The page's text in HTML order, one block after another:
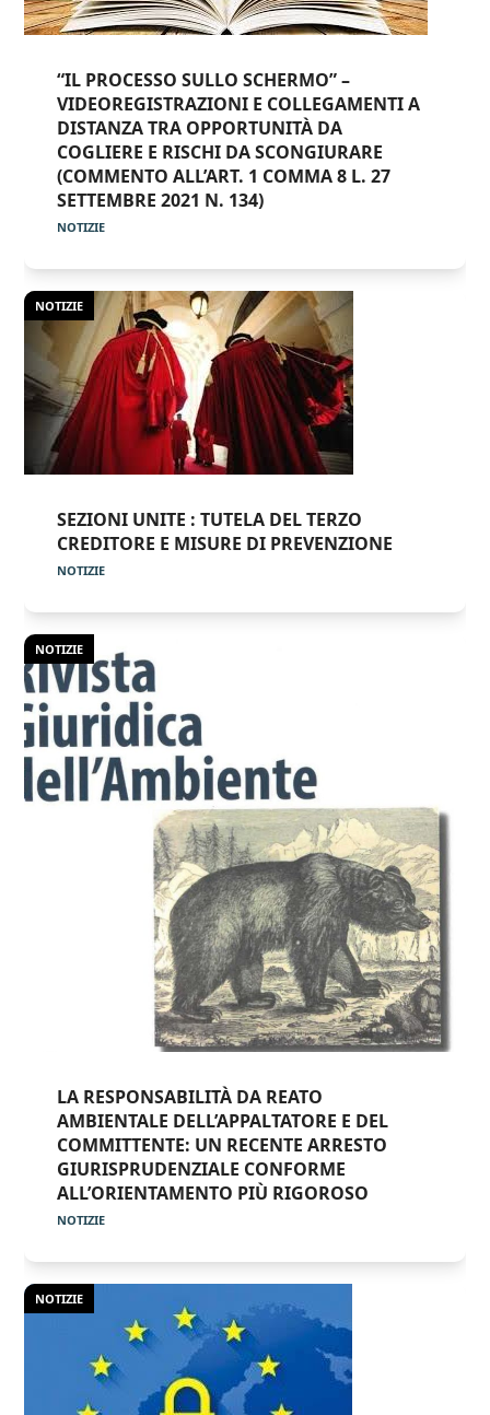
“IL PROCESSO SULLO SCHERMO” –
VIDEOREGISTRAZIONI E COLLEGAMENTI A
DISTANZA TRA OPPORTUNITÀ DA
COGLIERE E RISCHI DA SCONGIURARE
(COMMENTO ALL’ART. 1 COMMA 8 L. 27
SETTEMBRE 2021 N. 134)
NOTIZIE
NOTIZIE
SEZIONI UNITE : TUTELA DEL TERZO
CREDITORE E MISURE DI PREVENZIONE
NOTIZIE
NOTIZIE
LA RESPONSABILITÀ DA REATO
AMBIENTALE DELL’APPALTATORE E DEL
COMMITTENTE: UN RECENTE ARRESTO
GIURISPRUDENZIALE CONFORME
ALL’ORIENTAMENTO PIÙ RIGOROSO
NOTIZIE
NOTIZIE